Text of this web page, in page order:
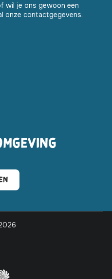
wil je ons gewoon een
onze contactgegevens.